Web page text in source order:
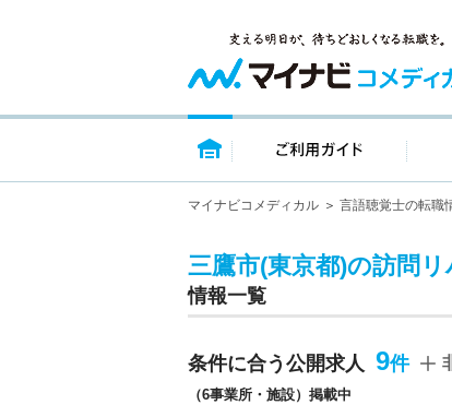
トップページ ご利
マイナビコメディカル 言語聴覚士の転職
三鷹市(東京都)の訪問
情報一覧
条件に合う公開求人 9
（6事業所・施設）掲載中